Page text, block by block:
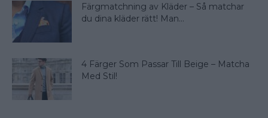
Färgmatchning av Kläder – Så matchar
du dina kläder rätt! Man...
4 Färger Som Passar Till Beige – Matcha
Med Stil!